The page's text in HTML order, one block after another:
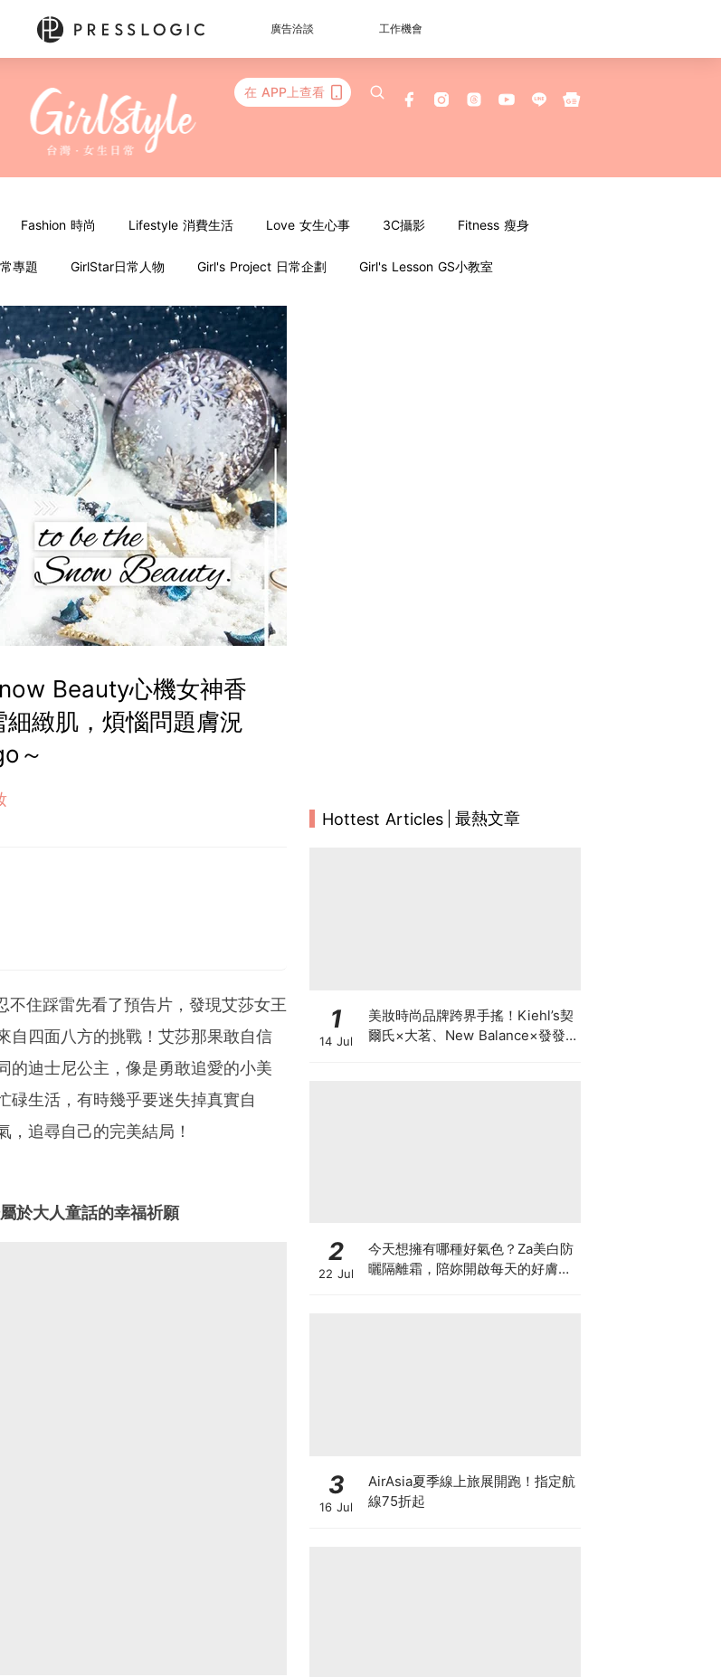
廣告洽談 工作機會
在 APP上查看
Fashion 時尚 Lifestyle 消費生活 Love 女生心事 3C攝影 Fitness 瘦身
專題 GirlStar日常人物 Girl's Project 日常企劃 Girl's Lesson GS小教室
Beauty心機女神香
緻肌，煩惱問題膚況
～
不住踩雷先看了預告片，發現艾莎女王
自四面八方的挑戰！艾莎那果敢自信
的迪士尼公主，像是勇敢追愛的小美
碌生活，有時幾乎要迷失掉真實自
追尋自己的完美結局！
於大人童話的幸福祈願
Hottest Articles 最熱文章
1
14 Jul
美妝時尚品牌跨界手搖！Kiehl’s契
爾氏×大茗、New Balance×發發
2
22 Jul
今天想擁有哪種好氣色？Za美白防
曬隔離霜，陪妳開啟每天的好膚
3
16 Jul
AirAsia夏季線上旅展開跑！指定航
線75折起